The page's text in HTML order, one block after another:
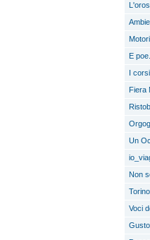
Motori
E
I
Fiera
Un
Non
Voci